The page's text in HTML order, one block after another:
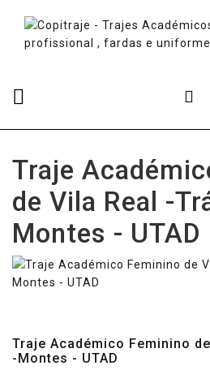
Traje
de Vila Real -
Montes - UTAD
Traje Académico Feminino
-Montes - UTAD